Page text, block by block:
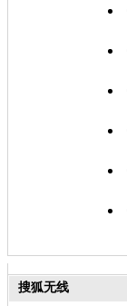
搜狐无线